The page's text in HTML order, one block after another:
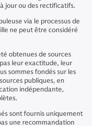
jour ou des rectificatifs.
via le processus de
ne peut être considéré
obtenues de sources
leur exactitude, leur
sommes fondés sur les
publiques, en
indépendante,
sont fournis uniquement
une recommandation